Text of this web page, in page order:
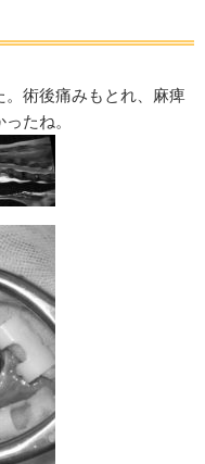
術後痛みもとれ、麻痺
たね。